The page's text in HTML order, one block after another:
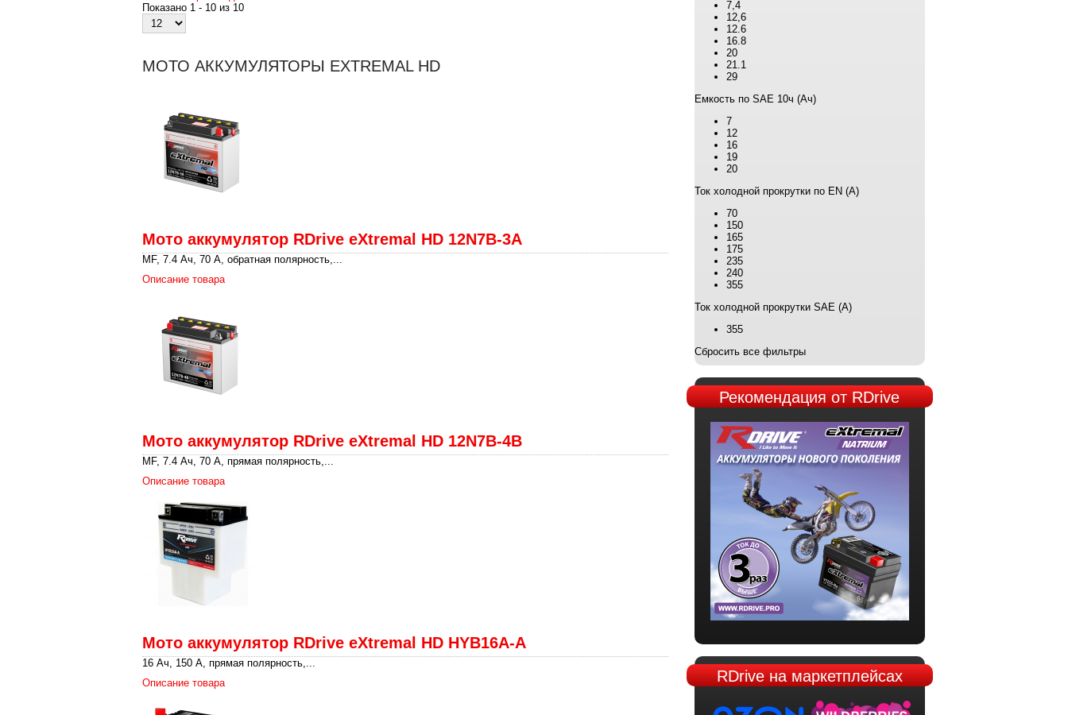
Показано 1 - 10 из 10
МОТО АККУМУЛЯТОРЫ EXTREMAL HD
Мото аккумулятор RDrive eXtremal HD 12N7B-3A
MF, 7.4 Ач, 70 А, обратная полярность,...
Описание товара
Мото аккумулятор RDrive eXtremal HD 12N7B-4B
MF, 7.4 Ач, 70 А, прямая полярность,...
Описание товара
Мото аккумулятор RDrive eXtremal HD HYB16A-A
16 Ач, 150 А, прямая полярность,...
Описание товара
7,4
12,6
12.6
16.8
20
21.1
29
Емкость по SAE 10ч (Ач)
7
12
16
19
20
Ток холодной прокрутки по EN (А)
70
150
165
175
235
240
355
Ток холодной прокрутки SAE (А)
355
Сбросить все фильтры
Рекомендацияот RDrive
RDriveна маркетплейсах